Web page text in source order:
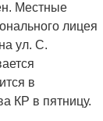
Местные
лицея
ул. С.
в
КР в пятницу.